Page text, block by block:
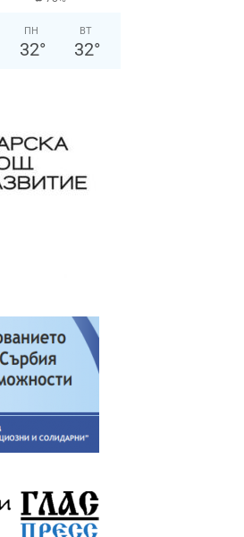
ПН
32°
ВТ
32°